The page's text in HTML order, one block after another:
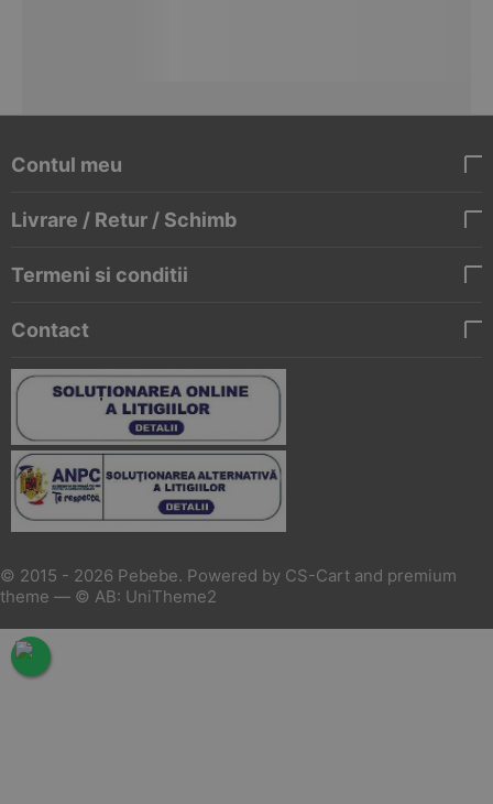
Contul meu
Livrare / Retur / Schimb
Termeni si conditii
Contact
© 2015 - 2026 Pebebe. Powered by CS-Cart and premium
theme — © AB: UniTheme2